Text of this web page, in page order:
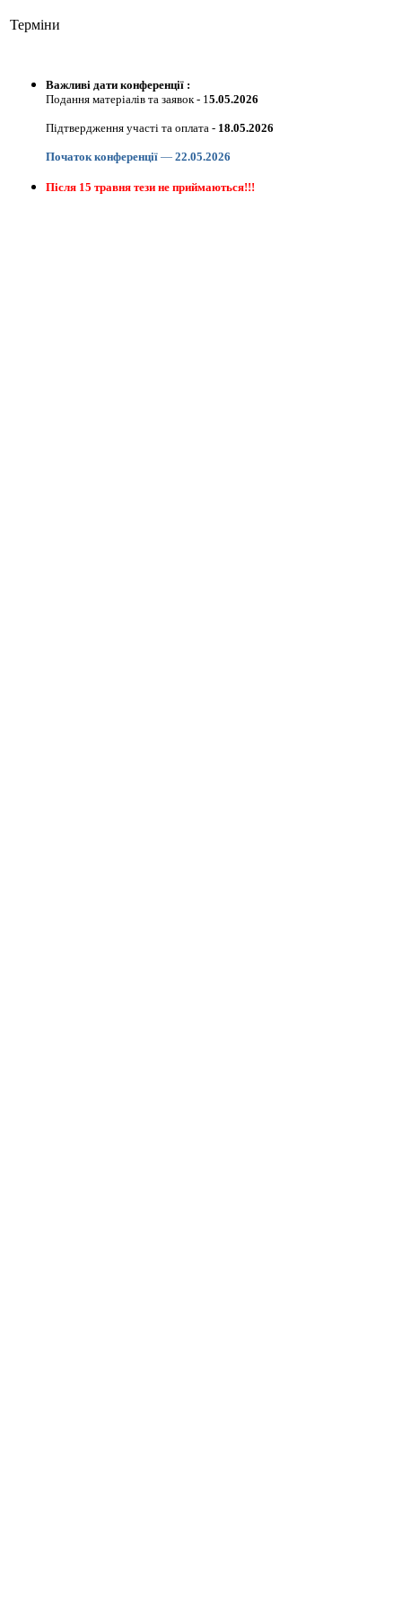
Терміни
Важливі дати конференції :
Подання матеріалів та заявок - 15.05.2026
Підтвердження участі та оплата - 18.05.2026
Початок конференції — 22.05.2026
Після 15 травня тези не приймаються!!!